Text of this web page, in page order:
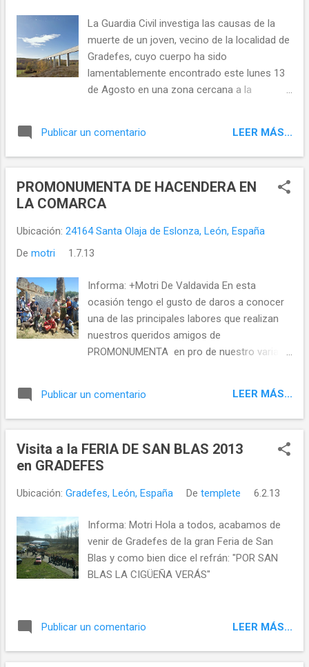
La Guardia Civil investiga las causas de la
muerte de un joven, vecino de la localidad de
Gradefes, cuyo cuerpo ha sido
lamentablemente encontrado este lunes 13
de Agosto en una zona cercana a la
Subdelegación del Gobierno.
Publicar un comentario LEER MÁS...
PROMONUMENTA DE HACENDERA EN
LA COMARCA
Ubicación: 24164 Santa Olaja de Eslonza, León, España
De motri 1.7.13
Informa: +Motri De Valdavida En esta
ocasión tengo el gusto de daros a conocer
una de las principales labores que realizan
nuestros queridos amigos de
PROMONUMENTA en pro de nuestro variado
nuestro patrimonio leonés... Son las
llamadas HACENDERAS que consisten en
gratuita, en limpiar los alrededores de
nuestros monumentos, yacimientos
disfrutar de ellos y realizar una puesta en
raramente realizan, y que si no fuera por
esta asociación serian pasto de las zarzas
y brozas que las ocultan y deterioran
Publicar un comentario LEER MÁS...
Visita a la FERIA DE SAN BLAS 2013
en GRADEFES
Ubicación: Gradefes, León, España De templete 6.2.13
Informa: Motri Hola a todos, acabamos de
venir de Gradefes de la gran Feria de San
Blas y como bien dice el refrán: "POR SAN
BLAS LA CIGÜEÑA VERÁS"
Publicar un comentario LEER MÁS...